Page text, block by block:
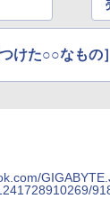
つけた○○なもの